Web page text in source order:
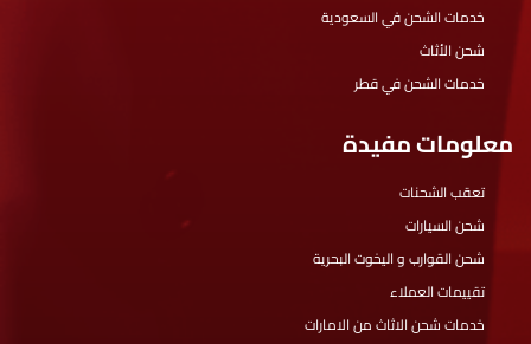
خدمات الشحن في السعودية
شحن الأثاث
خدمات الشحن في قطر
معلومات مفيدة
تعقب الشحنات
شحن السيارات
شحن القوارب و اليخوت البحرية
تقييمات العملاء
خدمات شحن الاثاث من الامارات